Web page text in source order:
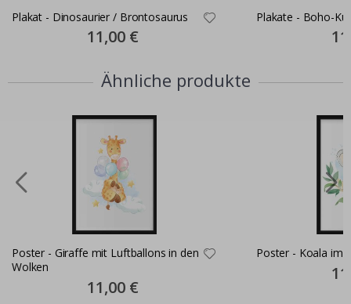
Plakat - Dinosaurier / Brontosaurus
Special
Price
11,00 €
Plakate - Boho-
Ähnliche produkte
Poster - Giraffe mit Luftballons in den
Wolken
Special
Price
11,00 €
Poster - Koala im